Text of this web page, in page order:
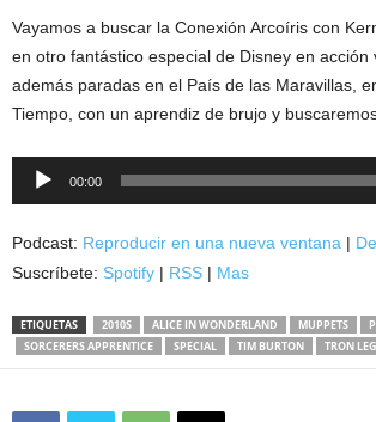
Vayamos a buscar la Conexión Arcoíris con
en otro fantástico especial de Disney en acción
además paradas en el País de las Maravillas,
Tiempo, con un aprendiz de brujo y
Reproductor
00:00
Podcast: Reproducir en una nueva ventana |
Suscríbete: Spotify | RSS | Mas
ETIQUETAS 2010S ALICE IN WONDERLAND MUPPETS
SORCERERS APPRENTICE
SPECIAL TIM BURTON TRON